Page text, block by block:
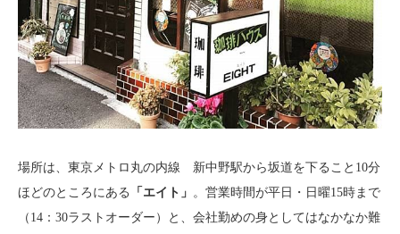
場所は、東京メトロ丸の内線 新中野駅から坂道を下ること10分
ほどのところにある
「エイト」 。営業時間が平日・日曜15時まで
（14：30ラストオーダー）と、会社勤めの身としてはなかなか難